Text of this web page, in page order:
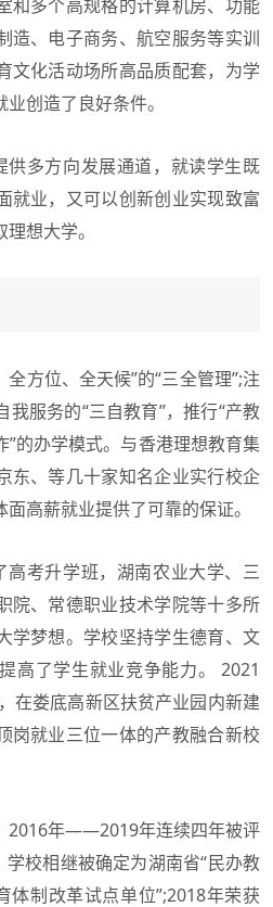
和多个高规格的计算机房、功能
造、电子商务、航空服务等实训
文化活动场所高品质配套，为学
创造了良好条件。
多方向发展通道，就读学生既
就业，又可以创新创业实现致富
想大学。
方位、全天候”的“三全管理”;注
服务的“三自教育”，推行“产教
的办学模式。与香港理想教育集
东、等几十家知名企业实行校企
高薪就业提供了可靠的保证。
考升学班，湖南农业大学、三
院、常德职业技术学院等十多所
学梦想。学校坚持学生德育、文
高了学生就业竞争能力。 2021
在娄底高新区扶贫产业园内新建
岗就业三位一体的产教融合新校
2016年——2019年连续四年被评
学校相继被确定为湖南省“民办教
体制改革试点单位”;2018年荣获